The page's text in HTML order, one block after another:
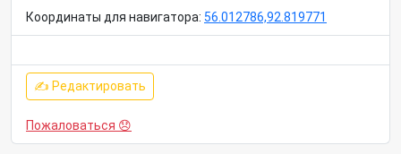
Координаты для навигатора: 56.012786,92.819771
✍ Редактировать
Пожаловаться 😞